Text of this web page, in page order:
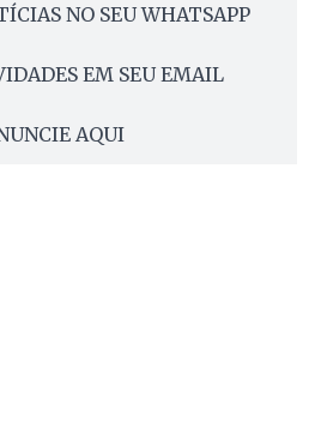
NO SEU WHATSAPP
EM SEU EMAIL
AQUI